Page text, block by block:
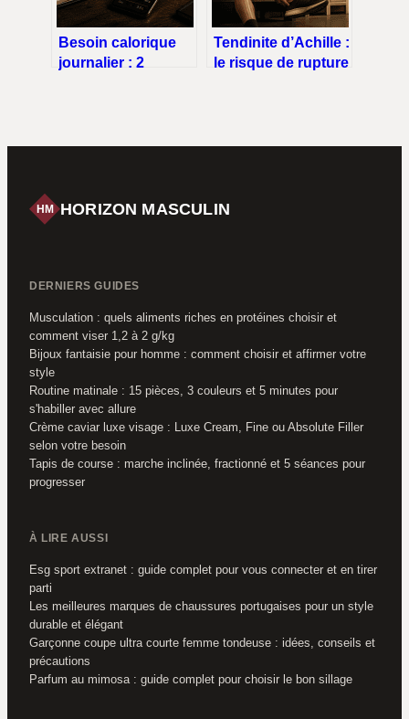
Besoin calorique
journalier : 2
alimentation
Tendinite d’Achille :
le risque de rupture
HM HORIZON MASCULIN
DERNIERS GUIDES
Musculation : quels aliments riches en protéines choisir et
comment viser 1,2 à 2 g/kg
Bijoux fantaisie pour homme : comment choisir et affirmer votre
style
Routine matinale : 15 pièces, 3 couleurs et 5 minutes pour
s'habiller avec allure
Crème caviar luxe visage : Luxe Cream, Fine ou Absolute Filler
selon votre besoin
Tapis de course : marche inclinée, fractionné et 5 séances pour
progresser
À LIRE AUSSI
Esg sport extranet : guide complet pour vous connecter et en tirer
parti
Les meilleures marques de chaussures portugaises pour un style
durable et élégant
Garçonne coupe ultra courte femme tondeuse : idées, conseils et
précautions
Parfum au mimosa : guide complet pour choisir le bon sillage